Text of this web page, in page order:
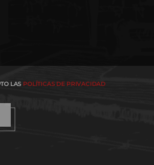
LAS POLÍTICAS DE PRIVACIDAD